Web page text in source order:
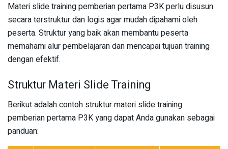
Materi slide training pemberian pertama P3K perlu disusun
secara terstruktur dan logis agar mudah dipahami oleh
peserta. Struktur yang baik akan membantu peserta
memahami alur pembelajaran dan mencapai tujuan training
dengan efektif.
Struktur Materi Slide Training
Berikut adalah contoh struktur materi slide training
pemberian pertama P3K yang dapat Anda gunakan sebagai
panduan: